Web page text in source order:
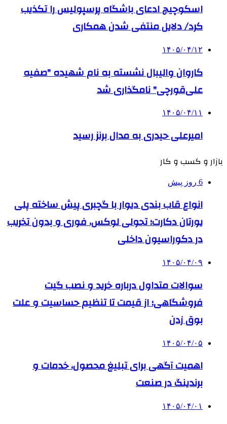
اسکوچیچ ادعای باشگاه پرسپولیس را تکذیب
کرد/ دلایل منتفی شدن همکاری
۱۴۰۵/۰۴/۱۲
کاروان والیبال نشسته به نام شهیده "صفیه
علی‌قورچی" نامگذاری شد
۱۴۰۵/۰۴/۱۱
امیرعلی حیدری به مدال برنز رسید
بازار و کسب و کار
6 روز پیش
انواع قاب بندی دیوار با گچبری پیش ساخته پلی
یورتان دکارت؛ تحولی لوکس، فوری و بدون تخریب
در دکوراسیون داخلی
۱۴۰۵/۰۴/۰۹
سوالات متداول درباره خرید و نصب گیت
فروشگاهی؛ از قیمت تا تنظیم حساسیت و علت
بوق زدن
۱۴۰۵/۰۴/۰۵
اهمیت آگهی برای تبلیغ محصول، خدمات و
برندینگ در صنعت
۱۴۰۵/۰۴/۰۱